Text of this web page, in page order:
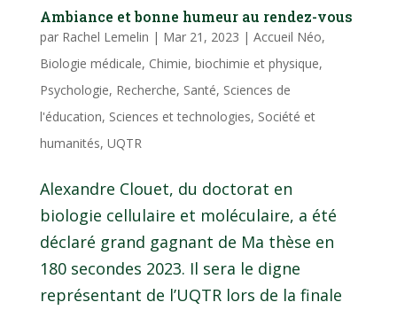
Ambiance et bonne humeur au rendez-vous
par Rachel Lemelin | Mar 21, 2023 | Accueil Néo,
Biologie médicale, Chimie, biochimie et physique,
Psychologie, Recherche, Santé, Sciences de
l'éducation, Sciences et technologies, Société et
humanités, UQTR
Alexandre Clouet, du doctorat en
biologie cellulaire et moléculaire, a été
déclaré grand gagnant de Ma thèse en
180 secondes 2023. Il sera le digne
représentant de l’UQTR lors de la finale